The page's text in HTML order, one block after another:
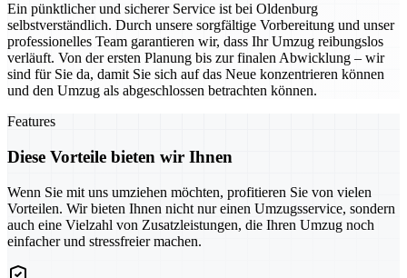
Ein pünktlicher und sicherer Service ist bei Oldenburg
selbstverständlich. Durch unsere sorgfältige Vorbereitung und unser
professionelles Team garantieren wir, dass Ihr Umzug reibungslos
verläuft. Von der ersten Planung bis zur finalen Abwicklung – wir
sind für Sie da, damit Sie sich auf das Neue konzentrieren können
und den Umzug als abgeschlossen betrachten können.
Features
Diese Vorteile bieten wir Ihnen
Wenn Sie mit uns umziehen möchten, profitieren Sie von vielen
Vorteilen. Wir bieten Ihnen nicht nur einen Umzugsservice, sondern
auch eine Vielzahl von Zusatzleistungen, die Ihren Umzug noch
einfacher und stressfreier machen.